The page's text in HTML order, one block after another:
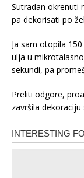
Sutradan okrenuti
pa dekorisati po
Ja sam otopila
ulja u
sekundi, pa
Preliti odgore,
završila dekoraciju